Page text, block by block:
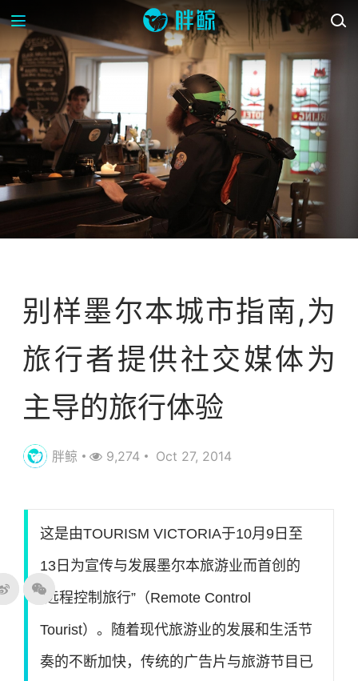
别样墨尔本城市指南,为
旅行者提供社交媒体为
主导的旅行体验
胖鲸 9,274 Oct 27, 2014
这是由TOURISM VICTORIA于10月9日至
13日为宣传与发展墨尔本旅游业而首创的
“远程控制旅行”（Remote Control
Tourist）。随着现代旅游业的发展和生活节
奏的不断加快，传统的广告片与旅游节目已